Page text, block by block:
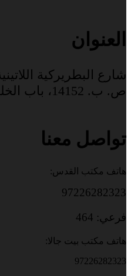
العنوان
شارع البطريركية اللاتينية
ص. ب. 14152، باب الخليل، القدس 9114101
تواصل معنا
هاتف مكتب القدس:
97226282323
فرعي: 464
هاتف مكتب بيت جالا:
97226282323